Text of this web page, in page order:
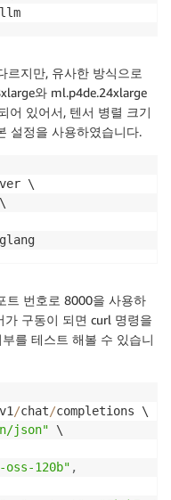
르지만, 유사한 방식으로
와 ml.p4de.24xlarge
어 있어서, 텐서 병렬 크기
설정을 사용하였습니다.
트 번호로 8000을 사용하
가 구동이 되면 curl 명령을
를 테스트 해볼 수 있습니
v1 /chat/
json"
120b" ,